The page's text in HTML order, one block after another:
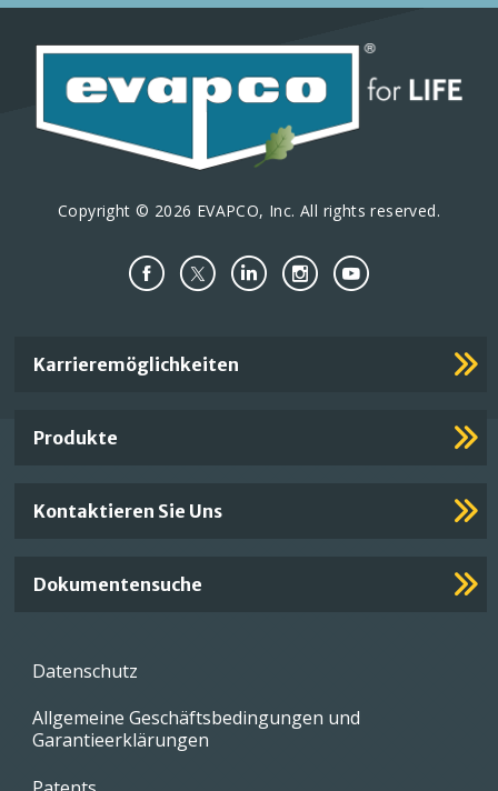
Copyright © 2026 EVAPCO, Inc. All rights reserved.
Important
Karrieremöglichkeiten
Produkte
Kontaktieren Sie Uns
Dokumentensuche
Footer
Datenschutz
Allgemeine Geschäftsbedingungen und
Garantieerklärungen